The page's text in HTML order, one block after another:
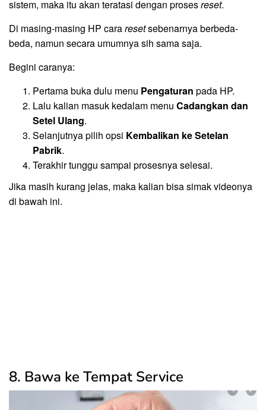
sistem, maka itu akan teratasi dengan prosesreset.
Di masing-masing HP cararesetsebenarnya berbeda-
beda, namun secara umumnya sih sama saja.
Begini caranya:
Pertama buka dulu menu Pengaturan pada HP.
Lalu kalian masuk kedalam menu Cadangkan dan
Setel Ulang.
Selanjutnya pilih opsi Kembalikan ke Setelan
Pabrik.
Terakhir tunggu sampai prosesnya selesai.
Jika masih kurang jelas, maka kalian bisa simak videonya
di bawah ini.
8. Bawa ke Tempat Service